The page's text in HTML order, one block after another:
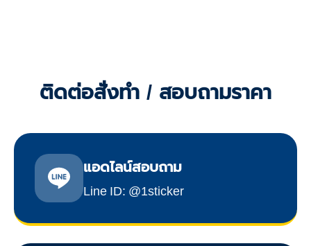
ติดต่อสั่งทำ / สอบถามราคา
แอดไลน์สอบถาม
Line ID: @1sticker